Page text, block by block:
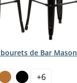
de Bar Mason
+6